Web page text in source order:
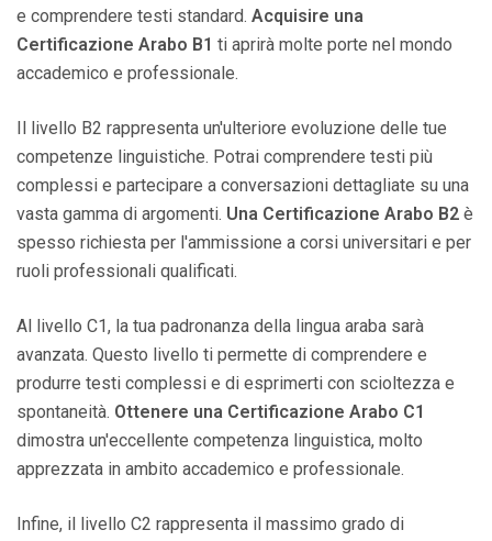
e comprendere testi standard. Acquisire una
Certificazione Arabo B1 ti aprirà molte porte nel mondo
accademico e professionale.
Il livello B2 rappresenta un'ulteriore evoluzione delle tue
competenze linguistiche. Potrai comprendere testi più
complessi e partecipare a conversazioni dettagliate su una
vasta gamma di argomenti. Una Certificazione Arabo B2 è
spesso richiesta per l'ammissione a corsi universitari e per
ruoli professionali qualificati.
Al livello C1, la tua padronanza della lingua araba sarà
avanzata. Questo livello ti permette di comprendere e
produrre testi complessi e di esprimerti con scioltezza e
spontaneità. Ottenere una Certificazione Arabo C1
dimostra un'eccellente competenza linguistica, molto
apprezzata in ambito accademico e professionale.
Infine, il livello C2 rappresenta il massimo grado di